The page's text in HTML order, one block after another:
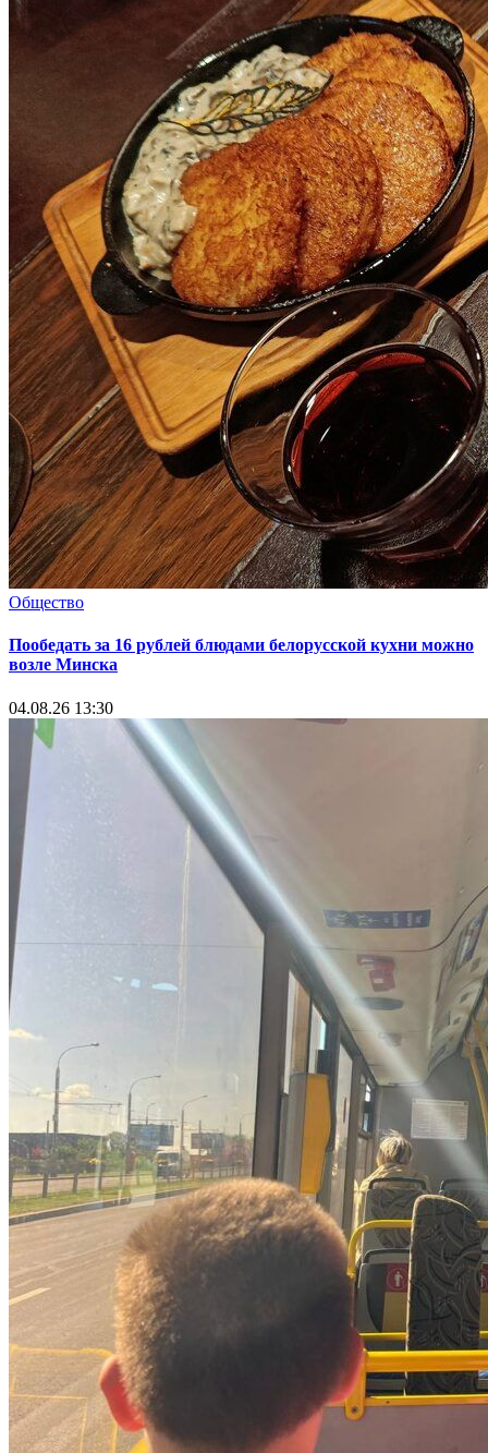
Общество
Пообедать за 16 рублей блюдами белорусской кухни можно
возле Минска
04.08.26 13:30